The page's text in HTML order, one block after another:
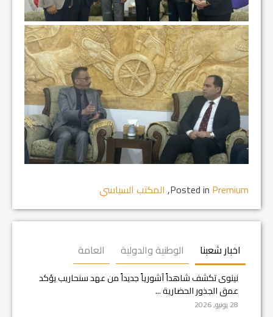
Posted in Premium
, المكتب السياسي
اخبار شعبنا الوطنية والدولية العامة
نينوى تكشف شاهداً آشورياً جديداً من عهد سنحاريب يؤكد
عمق الجذور الحضارية ...
28 يونيو, 2026